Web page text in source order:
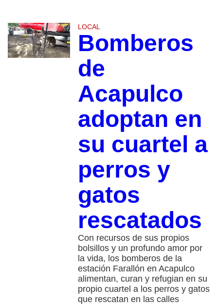
LOCAL
Bomberos
de
Acapulco
adoptan en
su cuartel a
perros y
gatos
rescatados
Con recursos de sus propios
bolsillos y un profundo amor por
la vida, los bomberos de la
estación Farallón en Acapulco
alimentan, curan y refugian en su
propio cuartel a los perros y gatos
que rescatan en las calles